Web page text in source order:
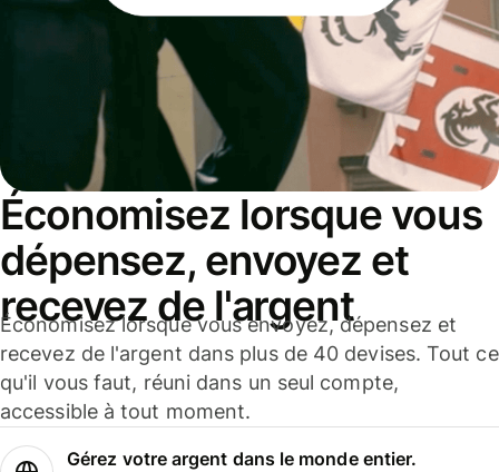
Économisez lorsque vous
dépensez, envoyez et
recevez de l'argent
Économisez lorsque vous envoyez, dépensez et
recevez de l'argent dans plus de 40 devises. Tout ce
qu'il vous faut, réuni dans un seul compte,
accessible à tout moment.
Gérez votre argent dans le monde entier.